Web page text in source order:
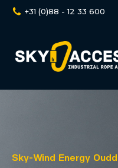
+31 (0)88 - 12 33 600
Sky-Wind Energy